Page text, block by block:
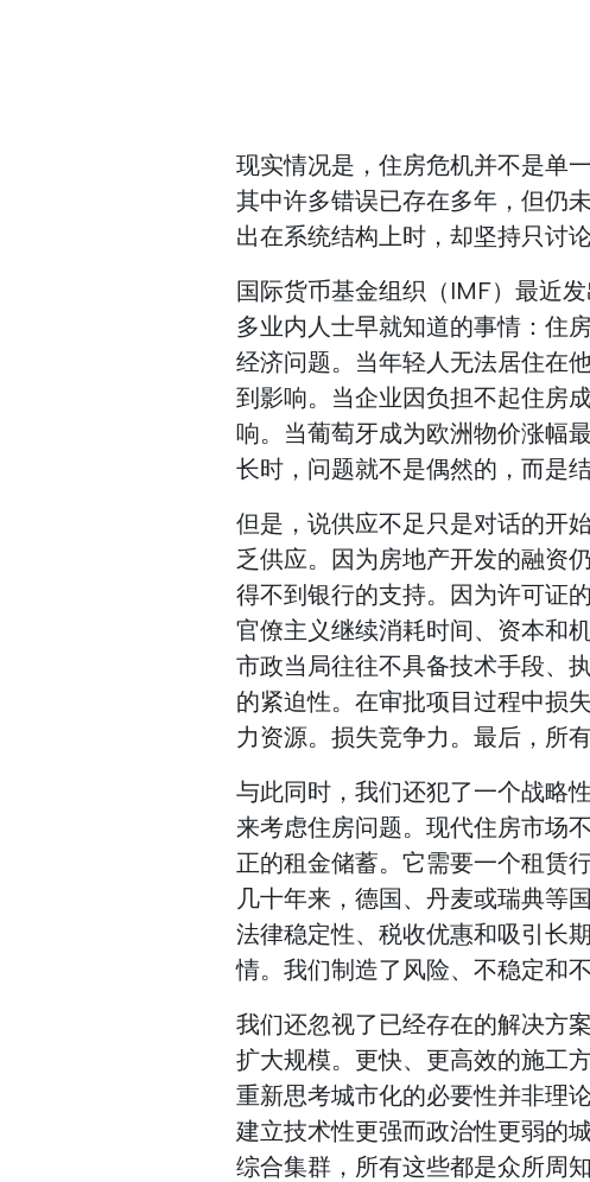
现实情况是，住房危机并不是单
其中许多错误已存在多年，但仍
出在系统结构上时，却坚持只讨论
国际货币基金组织（IMF）最近
多业内人士早就知道的事情：住
经济问题。当年轻人无法居住在
到影响。当企业因负担不起住房
响。当葡萄牙成为欧洲物价涨幅
长时，问题就不是偶然的，而是
但是，说供应不足只是对话的开
乏供应。因为房地产开发的融资
得不到银行的支持。因为许可证
官僚主义继续消耗时间、资本和
市政当局往往不具备技术手段、
的紧迫性。在审批项目过程中损
力资源。损失竞争力。最后，所
与此同时，我们还犯了一个战略
来考虑住房问题。现代住房市场
正的租金储蓄。它需要一个租赁
几十年来，德国、丹麦或瑞典等
法律稳定性、税收优惠和吸引长
情。我们制造了风险、不稳定和
我们还忽视了已经存在的解决方
扩大规模。更快、更高效的施工
重新思考城市化的必要性并非理
建立技术性更强而政治性更弱的
综合集群，所有这些都是众所周